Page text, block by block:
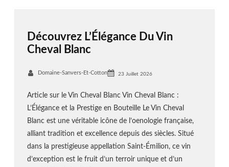
Découvrez L’Élégance Du Vin
Cheval Blanc
Domaine-Sanvers-Et-Cotton 23 Juillet 2026
Article sur le Vin Cheval Blanc Vin Cheval Blanc :
L’Élégance et la Prestige en Bouteille Le Vin Cheval
Blanc est une véritable icône de l’oenologie française,
alliant tradition et excellence depuis des siècles. Situé
dans la prestigieuse appellation Saint-Émilion, ce vin
d’exception est le fruit d’un terroir unique et d’un